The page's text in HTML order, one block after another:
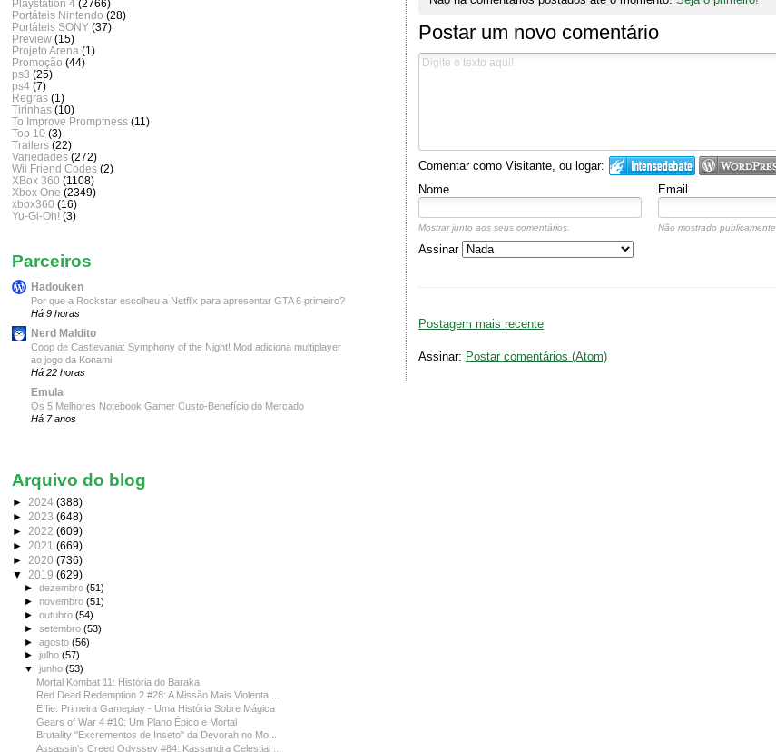
Postar um novo comentário
Comentar como Visitante, ou logar:
Nome Email
Mostrar junto aos seus comentários. Não mostrado publicamente.
Assinar
Postagem mais recente
Assinar: Postar comentários (Atom)
Playstation 4 (2766)
Portáteis Nintendo (28)
Portáteis SONY (37)
Preview (15)
Projeto Arena (1)
Promoção (44)
ps3 (25)
ps4 (7)
Regras (1)
Tirinhas (10)
To Improve Promptness (11)
Top 10 (3)
Trailers (22)
Variedades (272)
Wii Friend Codes (2)
XBox 360 (1108)
Xbox One (2349)
xbox360 (16)
Yu-Gi-Oh! (3)
Parceiros
Hadouken
Por que a Rockstar escolheu a Netflix para apresentar GTA 6 primeiro?
Há 9 horas
Nerd Maldito
Coop de Castlevania: Symphony of the Night! Mod adiciona multiplayer
ao jogo da Konami
Há 22 horas
Emula
Os 5 Melhores Notebook Gamer Custo-Benefício do Mercado
Há 7 anos
Arquivo do blog
► 2024 (388)
► 2023 (648)
► 2022 (609)
► 2021 (669)
► 2020 (736)
▼ 2019 (629)
►dezembro(51)
►novembro(51)
►outubro(54)
►setembro(53)
►agosto(56)
►julho(57)
▼junho(53)
Mortal Kombat 11: História do Baraka
Red Dead Redemption 2 #28: A Missão Mais Violenta ...
Effie: Primeira Gameplay - Uma História Sobre Mágica
Gears of War 4 #10: Um Plano Épico e Mortal
Brutality "Excrementos de Inseto" da Devorah no Mo...
Assassin's Creed Odyssey #84: Kassandra Celestial ...